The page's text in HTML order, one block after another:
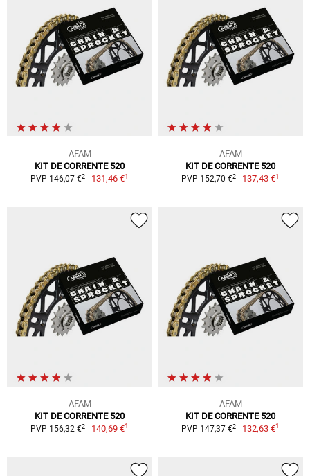
AFAM
KIT DE CORRENTE 520
PVP 146,07 €2 131,46 €1
AFAM
KIT DE CORRENTE 520
PVP 152,70 €2 137,43 €1
AFAM
KIT DE CORRENTE 520
PVP 156,32 €2 140,69 €1
AFAM
KIT DE CORRENTE 520
PVP 147,37 €2 132,63 €1